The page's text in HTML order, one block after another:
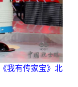
《我有传家宝》北